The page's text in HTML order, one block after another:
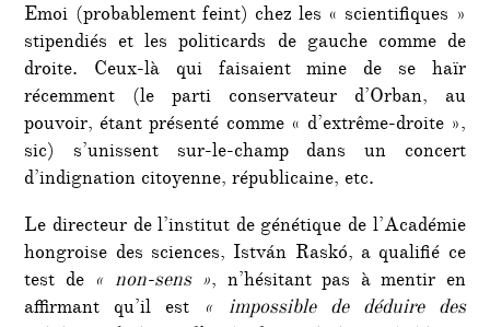
Emoi (probablement feint) chez les « scientifiques »
stipendiés et les politicards de gauche comme de
droite. Ceux-là qui faisaient mine de se haïr
récemment (le parti conservateur d’Orban, au
pouvoir, étant présenté comme « d’extrême-droite »,
sic) s’unissent sur-le-champ dans un concert
d’indignation citoyenne, républicaine, etc.
Le directeur de l’institut de génétique de l’Académie
hongroise des sciences, István Raskó, a qualifié ce
test de « non-sens », n’hésitant pas à mentir en
affirmant qu’il est « impossible de déduire des